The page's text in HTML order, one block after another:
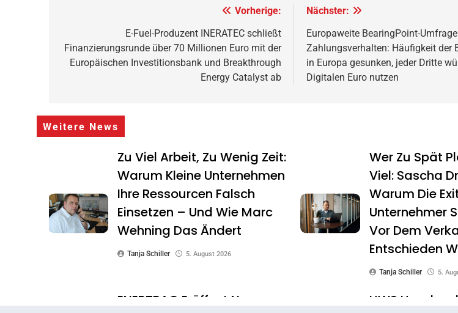
Vorherige:
E-Fuel-Produzent INERATEC schließt
Finanzierungsrunde über 70 Millionen Euro mit der
Europäischen Investitionsbank und Breakthrough
Energy Catalyst ab
Nächster:
Europaweite BearingPoint-
Zahlungsverhalten: Häufigkeit der
in Europa gesunken, jeder Dritte
Digitalen Euro nutzen
Weitere News
Zu Viel Arbeit, Zu Wenig Zeit:
Warum Kleine Unternehmen
Ihre Ressourcen Falsch
Einsetzen – Und Wie Marc
Wehning Das Ändert
Tanja Schiller 5. August 2026
Wer Zu Spät
Viel: Sascha
Warum Die
Unternehmer
Vor Dem
Entschieden
Tanja Schiller 5.
ENERTRAG Eröffnet Neues
HWS